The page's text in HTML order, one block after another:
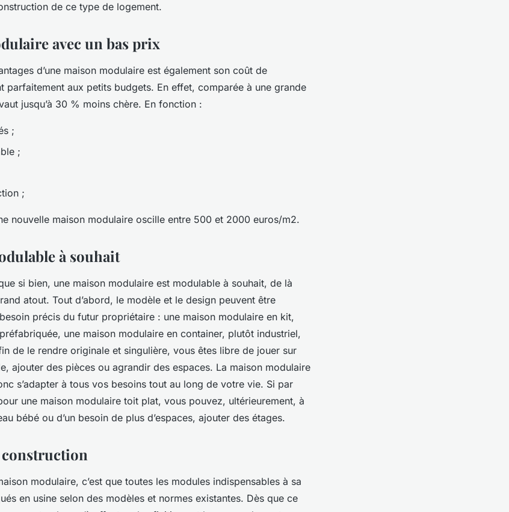
de ce type de logement.
avec un bas prix
d’une maison modulaire est également son coût de
parfaitement aux petits budgets. En effet, comparée à une grande
jusqu’à 30 % moins chère. En fonction :
;
;
;
nouvelle maison modulaire oscille entre 500 et 2000 euros/m2.
à souhait
si bien, une maison modulaire est modulable à souhait, de là
atout. Tout d’abord, le modèle et le design peuvent être
précis du futur propriétaire : une maison modulaire en kit,
une maison modulaire en container, plutôt industriel,
de le rendre originale et singulière, vous êtes libre de jouer sur
ajouter des pièces ou agrandir des espaces. La maison modulaire
s’adapter à tous vos besoins tout au long de votre vie. Si par
une maison modulaire toit plat, vous pouvez, ultérieurement, à
bébé ou d’un besoin de plus d’espaces, ajouter des étages.
modulaire, c’est que toutes les modules indispensables à sa
en usine selon des modèles et normes existantes. Dès que ce